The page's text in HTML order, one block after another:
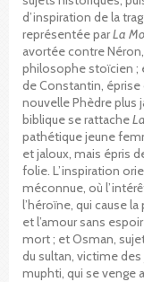
d’inspiration de la
représentée parLa
avortée contre
philosophe stoïcien ;
de Constantin,
nouvelle Phèdre plus
biblique se rattache
pathétique jeune
et jaloux, mais épris
folie. L’inspiration
méconnue, où
l’héroïne, qui cause
et l’amour sans
mort ; et Osman,
du sultan, victime
muphti, qui se venge